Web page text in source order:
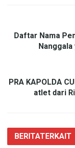
Daftar Nama
PRA KAPOLDA
atlet dari
BERITATERKAIT